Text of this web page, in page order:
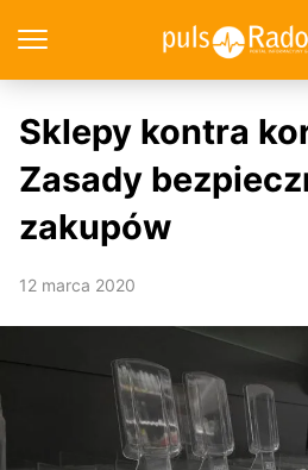
Sklepy kontra
Zasady
zakupów
12 marca 2020